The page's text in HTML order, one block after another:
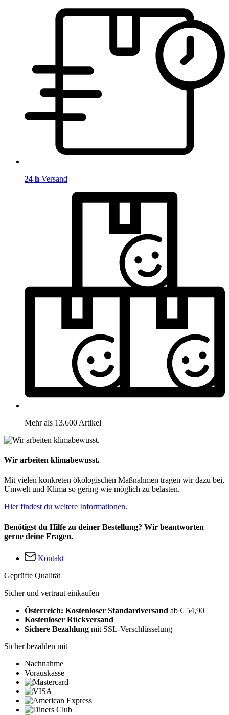
24 h Versand
Mehr als 13.600 Artikel
Wir arbeiten klimabewusst.
Mit vielen konkreten ökologischen Maßnahmen tragen wir dazu bei,
Umwelt und Klima so gering wie möglich zu belasten.
Hier findest du weitere Informationen.
Benötigst du Hilfe zu deiner Bestellung? Wir beantworten
gerne deine Fragen.
Kontakt
Geprüfte Qualität
Sicher und vertraut einkaufen
Österreich: Kostenloser Standardversand ab € 54,90
Kostenloser Rückversand
Sichere Bezahlung mit SSL-Verschlüsselung
Sicher bezahlen mit
Nachnahme
Vorauskasse